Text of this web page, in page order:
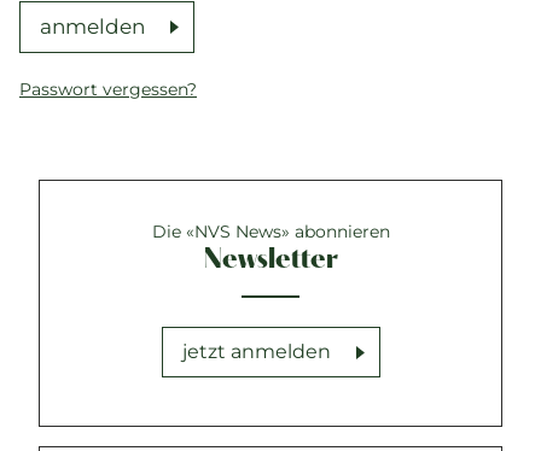
anmelden
Passwort vergessen?
Die «NVS News» abonnieren
Newsletter
jetzt anmelden